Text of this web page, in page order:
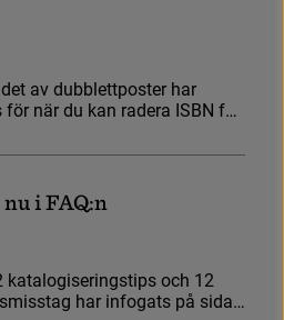
det av dubblettposter har
för när du kan radera ISBN för
nuiFAQ:n
katalogiseringstips och 1 2
smisstag har infogats på sidan